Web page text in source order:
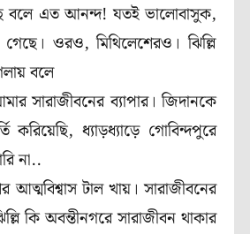
বলে এত আনন্দ! যতই ভালোবাসুক,
ওরও, মিথিলেশেরও। ঝিল্লি
বলে
সারাজীবনের ব্যাপার। জিদানকে
করিয়েছি, ধ্যাড়ধ্যাড়ে গোবিন্দপুরে
না..
আত্মবিশ্বাস টাল খায়। সারাজীবনের
কি অবন্তীনগরে সারাজীবন থাকার